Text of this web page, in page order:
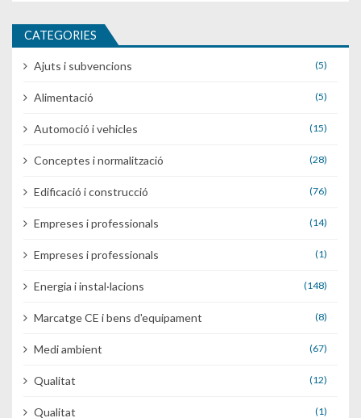
CATEGORIES
Ajuts i subvencions (5)
Alimentació (5)
Automoció i vehicles (15)
Conceptes i normalització (28)
Edificació i construcció (76)
Empreses i professionals (14)
Empreses i professionals (1)
Energia i instal·lacions (148)
Marcatge CE i bens d'equipament (8)
Medi ambient (67)
Qualitat (12)
Qualitat (1)